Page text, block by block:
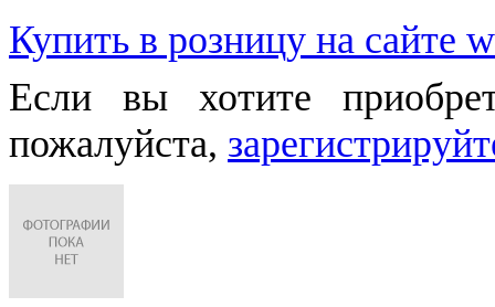
Купить в розницу на сайте
Если вы хотите
пожалуйста,